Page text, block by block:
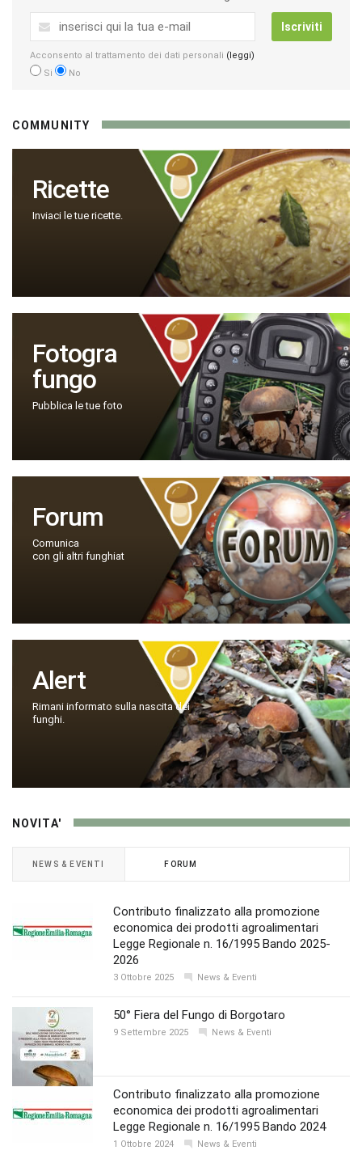
Iscriviti
Acconsento al trattamento dei dati personali (leggi)
Si
No
COMMUNITY
Ricette
Inviaci le tue ricette.
Fotogra
fungo
Pubblica le tue foto
Forum
Comunica
con gli altri funghiat
Alert
Rimani informato sulla nascita dei
funghi.
NOVITA'
NEWS & EVENTI FORUM
Contributo finalizzato alla promozione
economica dei prodotti agroalimentari
Legge Regionale n. 16/1995 Bando 2025-
2026
3 Ottobre 2025 News & Eventi
50° Fiera del Fungo di Borgotaro
9 Settembre 2025 News & Eventi
Contributo finalizzato alla promozione
economica dei prodotti agroalimentari
Legge Regionale n. 16/1995 Bando 2024
1 Ottobre 2024 News & Eventi